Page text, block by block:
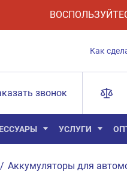
Как
звонок
УСЛУГИ
/ Аккумуляторы для